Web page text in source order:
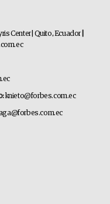
Center | Quito, Ecuador
knieto@forbes.com.ec